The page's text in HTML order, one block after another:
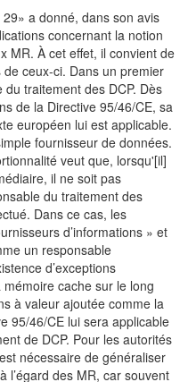
a donné, dans son avis
concernant la notion
MR. À cet effet, il convient de
ceux-ci. Dans un premier
traitement des DCP. Dès
de la Directive 95/46/CE, sa
européen lui est applicable.
fournisseur de données.
veut que, lorsqu'[il]
il ne soit pas
du traitement des
Dans ce cas, les
d’informations » et
un responsable
d’exceptions
cache sur le long
à valeur ajoutée comme la
95/46/CE lui sera applicable
de DCP. Pour les autorités
nécessaire de généraliser
l’égard des MR, car souvent